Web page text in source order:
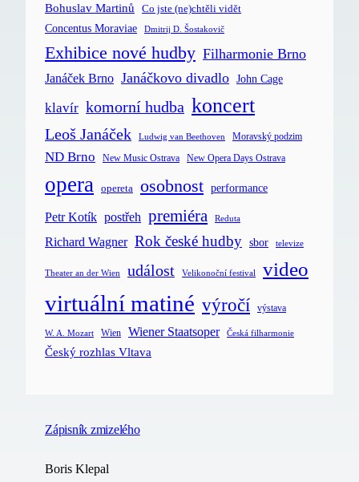
Bohuslav Martinů Co jste (ne)chtěli vidět
Concentus Moraviae Dmitrij D. Šostakovič
Exhibice nové hudby Filharmonie Brno
Janáček Brno Janáčkovo divadlo John Cage
klavír komorní hudba koncert
Leoš Janáček Ludwig van Beethoven Moravský podzim
ND Brno New Music Ostrava New Opera Days Ostrava
opera opereta osobnost performance
Petr Kotík postřeh premiéra Reduta
Richard Wagner Rok české hudby sbor televize
Theater an der Wien událost Velikonoční festival video
virtuální matiné výročí výstava
W. A. Mozart Wien Wiener Staatsoper Česká filharmonie
Český rozhlas Vltava
Zápisník zmizelého
Boris Klepal